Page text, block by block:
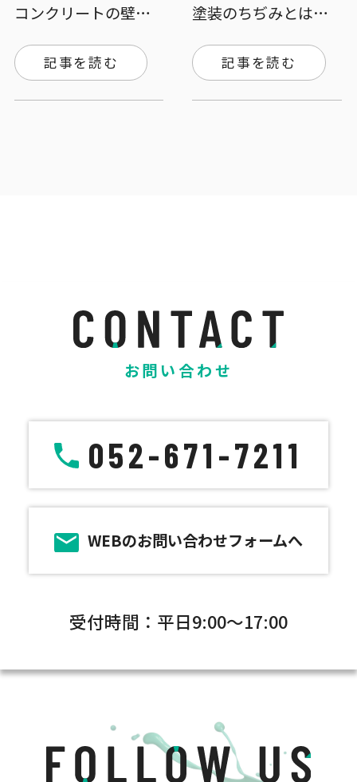
コンクリートの壁に絵を描きたいが、良い下…
記事を読む
塗装のちぢみとは？ちぢみの現象について詳…
記事を読む
お問い合わせ
052-671-7211
WEBのお問い合わせフォームへ
受付時間：平日9:00～17:00